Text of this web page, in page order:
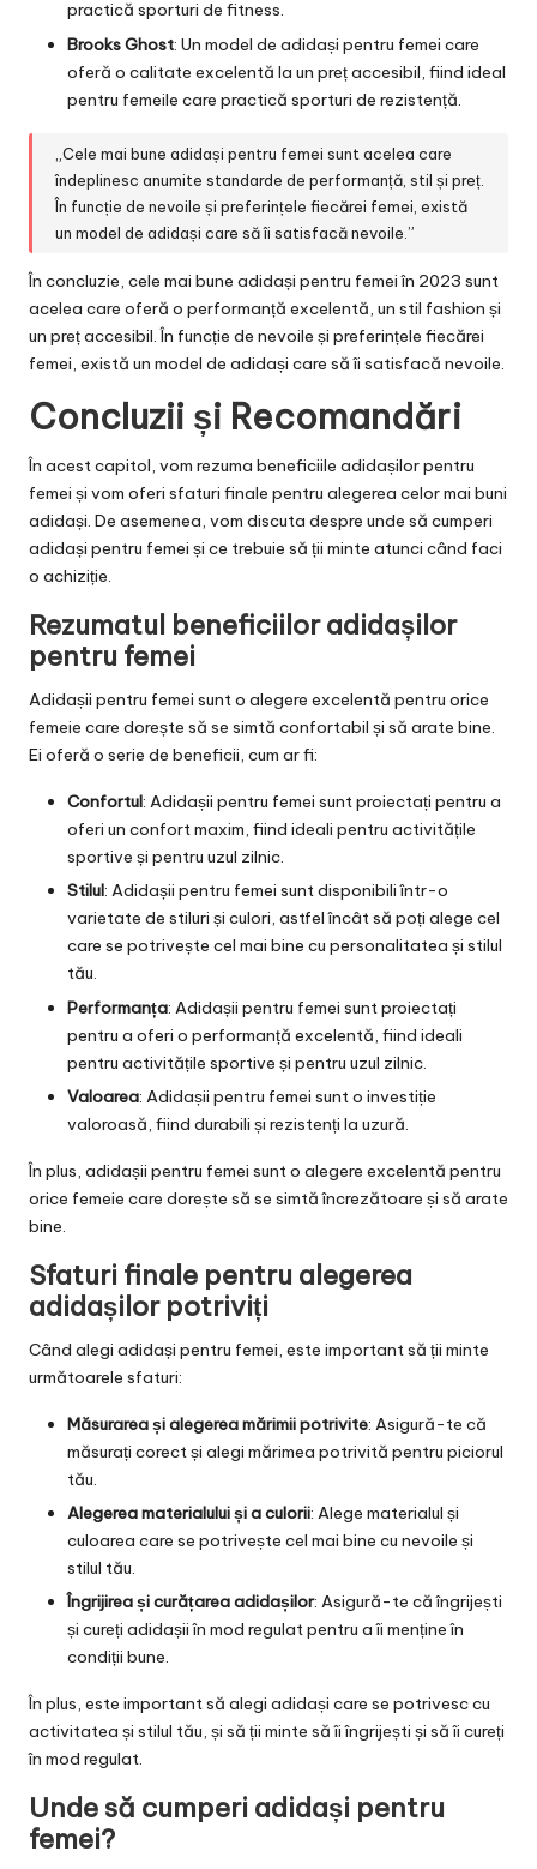
practică sporturi de fitness.
Brooks Ghost: Un model de adidași pentru femei care
oferă o calitate excelentă la un preț accesibil, fiind ideal
pentru femeile care practică sporturi de rezistență.
„Cele mai bune adidași pentru femei sunt acelea care
îndeplinesc anumite standarde de performanță, stil și preț.
În funcție de nevoile și preferințele fiecărei femei, există
un model de adidași care să îi satisfacă nevoile.”
În concluzie, cele mai bune adidași pentru femei în 2023 sunt
acelea care oferă o performanță excelentă, un stil fashion și
un preț accesibil. În funcție de nevoile și preferințele fiecărei
femei, există un model de adidași care să îi satisfacă nevoile.
Concluzii și Recomandări
În acest capitol, vom rezuma beneficiile adidașilor pentru
femei și vom oferi sfaturi finale pentru alegerea celor mai buni
adidași. De asemenea, vom discuta despre unde să cumperi
adidași pentru femei și ce trebuie să ții minte atunci când faci
o achiziție.
Rezumatul beneficiilor adidașilor
pentru femei
Adidașii pentru femei sunt o alegere excelentă pentru orice
femeie care dorește să se simtă confortabil și să arate bine.
Ei oferă o serie de beneficii, cum ar fi:
Confortul: Adidașii pentru femei sunt proiectați pentru a
oferi un confort maxim, fiind ideali pentru activitățile
sportive și pentru uzul zilnic.
Stilul: Adidașii pentru femei sunt disponibili într-o
varietate de stiluri și culori, astfel încât să poți alege cel
care se potrivește cel mai bine cu personalitatea și stilul
tău.
Performanța: Adidașii pentru femei sunt proiectați
pentru a oferi o performanță excelentă, fiind ideali
pentru activitățile sportive și pentru uzul zilnic.
Valoarea: Adidașii pentru femei sunt o investiție
valoroasă, fiind durabili și rezistenți la uzură.
În plus, adidașii pentru femei sunt o alegere excelentă pentru
orice femeie care dorește să se simtă încrezătoare și să arate
bine.
Sfaturi finale pentru alegerea
adidașilor potriviți
Când alegi adidași pentru femei, este important să ții minte
următoarele sfaturi:
Măsurarea și alegerea mărimii potrivite: Asigură-te că
măsurați corect și alegi mărimea potrivită pentru piciorul
tău.
Alegerea materialului și a culorii: Alege materialul și
culoarea care se potrivește cel mai bine cu nevoile și
stilul tău.
Îngrijirea și curățarea adidașilor: Asigură-te că îngrijești
și cureți adidașii în mod regulat pentru a îi menține în
condiții bune.
În plus, este important să alegi adidași care se potrivesc cu
activitatea și stilul tău, și să ții minte să îi îngrijești și să îi cureți
în mod regulat.
Unde să cumperi adidași pentru
femei?